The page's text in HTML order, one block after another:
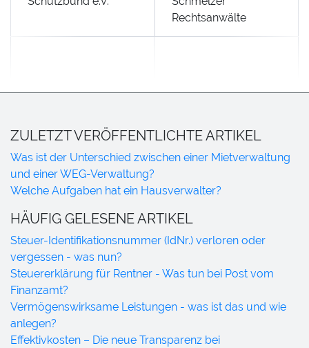
ZULETZT VERÖFFENTLICHTE ARTIKEL
Was ist der Unterschied zwischen einer Mietverwaltung
und einer WEG-Verwaltung?
Welche Aufgaben hat ein Hausverwalter?
HÄUFIG GELESENE ARTIKEL
Steuer-Identifikationsnummer (IdNr.) verloren oder
vergessen - was nun?
Steuererklärung für Rentner - Was tun bei Post vom
Finanzamt?
Vermögenswirksame Leistungen - was ist das und wie
anlegen?
Effektivkosten – Die neue Transparenz bei